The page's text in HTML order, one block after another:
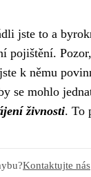
jste to a
pojištění. Pozor,
k němu
se mohlo
živnosti. To
Kontaktujte nás